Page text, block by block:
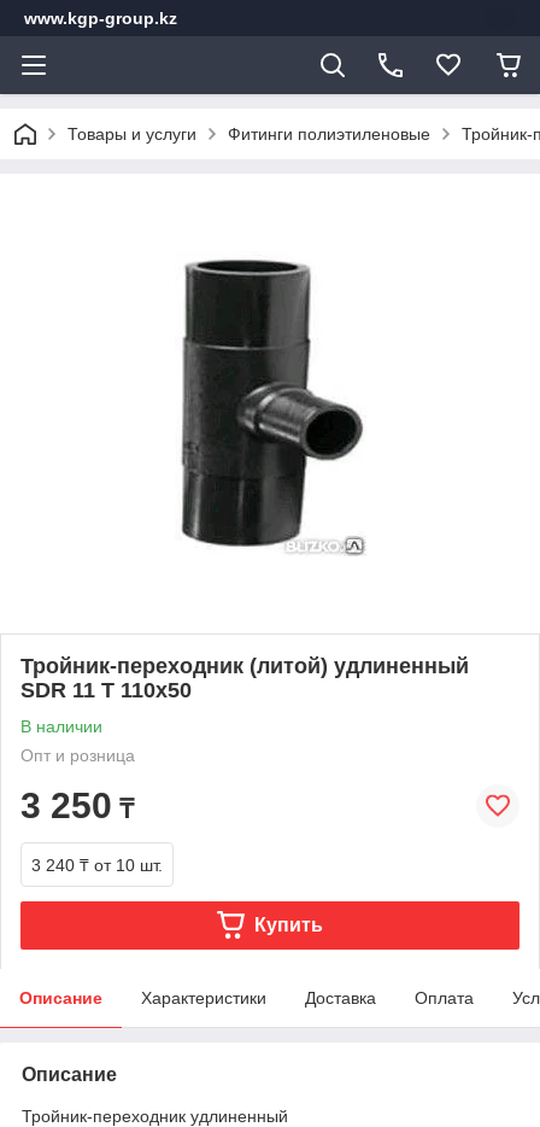
www.kgp-group.kz
Товары и услуги Фитинги полиэтиленовые Тройник-
Тройник-переходник (литой) удлиненный
SDR 11 Т 110х50
В наличии
Опт и розница
3 250 ₸
3 240 ₸ от 10 шт.
Купить
Описание Характеристики Доставка Оплата
Описание
Тройник-переходник удлиненный